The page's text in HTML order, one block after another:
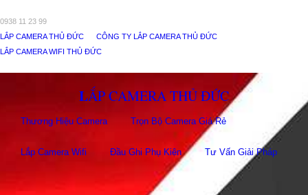
0938 11 23 99
LẮP CAMERA THỦ ĐỨC
CÔNG TY LẮP CAMERA THỦ ĐỨC
LẮP CAMERA WIFI THỦ ĐỨC
LẮP CAMERA THỦ ĐỨC
Thương Hiệu Camera Trọn Bộ Camera Giá Rẻ
Lắp Camera Wifi Đầu Ghi Phụ Kiên Tư Vấn Giải Pháp